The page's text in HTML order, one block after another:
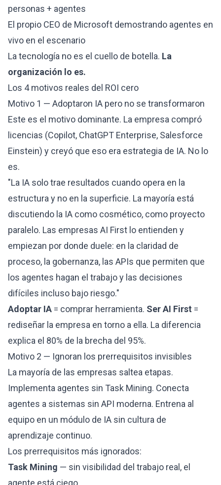
personas + agentes
El propio CEO de Microsoft demostrando agentes en
vivo en el escenario
La tecnología no es el cuello de botella. La
organización lo es.
Los 4 motivos reales del ROI cero
Motivo 1 — Adoptaron IA pero no se transformaron
Este es el motivo dominante. La empresa compró
licencias (Copilot, ChatGPT Enterprise, Salesforce
Einstein) y creyó que eso era estrategia de IA. No lo
es.
"La IA solo trae resultados cuando opera en la
estructura y no en la superficie. La mayoría está
discutiendo la IA como cosmético, como proyecto
paralelo. Las empresas AI First lo entienden y
empiezan por donde duele: en la claridad de
proceso, la gobernanza, las APIs que permiten que
los agentes hagan el trabajo y las decisiones
difíciles incluso bajo riesgo."
Adoptar IA = comprar herramienta. Ser AI First =
rediseñar la empresa en torno a ella. La diferencia
explica el 80% de la brecha del 95%.
Motivo 2 — Ignoran los prerrequisitos invisibles
La mayoría de las empresas saltea etapas.
Implementa agentes sin Task Mining. Conecta
agentes a sistemas sin API moderna. Entrena al
equipo en un módulo de IA sin cultura de
aprendizaje continuo.
Los prerrequisitos más ignorados:
Task Mining — sin visibilidad del trabajo real, el
agente está ciego